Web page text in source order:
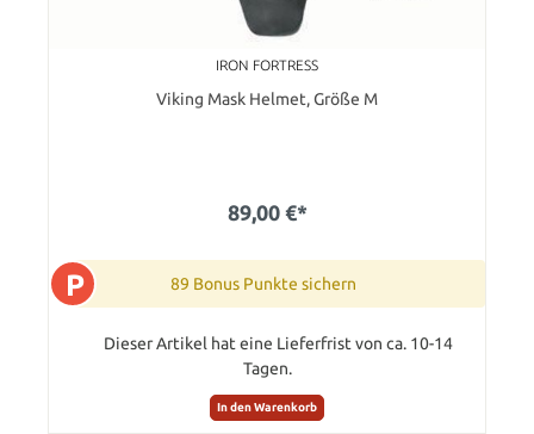
IRON FORTRESS
Viking Mask Helmet, Größe M
89,00 €*
P 89 Bonus Punkte sichern
Dieser Artikel hat eine Lieferfrist von ca. 10-14
Tagen.
In den Warenkorb